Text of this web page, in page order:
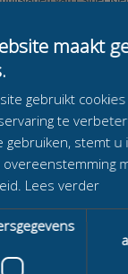
de juiste PR's van
via
maakt
gebruikt
te
gebruiken, stemt u
overeenstemming
Lees verder